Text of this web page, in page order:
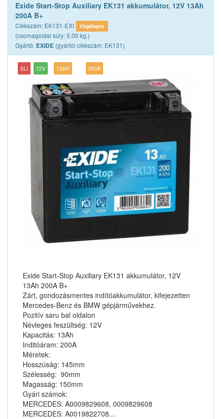
Exide Start-Stop Auxiliary EK131 akkumulátor, 12V 13Ah
200A B+
Cikkszám: EK131-EXI Vágólapra
(csomagolási súly: 5.00 kg.)
Gyártó: EXIDE (gyártói cikkszám: EK131)
SLI 12V 13AH 200A
Exide Start-Stop Auxiliary EK131 akkumulátor, 12V
13Ah 200A B+
Zárt, gondozásmentes indítóakkumulátor, kifejezetten
Mercedes-Benz és BMW gépjárművekhez.
Pozitív saru bal oldalon
Névleges feszültség: 12V
Kapacitás: 13Ah
Inditóáram: 200A
Méretek:
Hosszúság: 145mm
Szélesség: 90mm
Magasság: 150mm
Gyári számok:
MERCEDES: A0009829608, 0009829608
MERCEDES: A0019822708...